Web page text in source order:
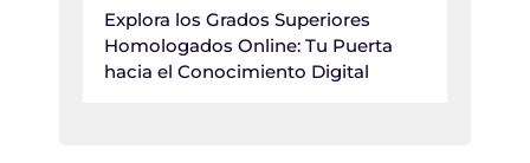
Explora los Grados Superiores
Homologados Online: Tu Puerta
hacia el Conocimiento Digital